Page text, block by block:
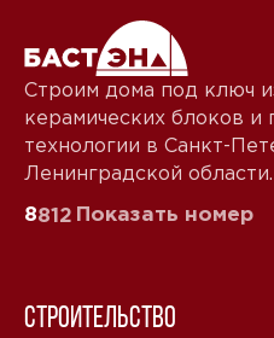
Строим дома под ключ
керамических блоков и
технологии в Санкт-
Ленинградской области.
8812 Показать номер
Строительство